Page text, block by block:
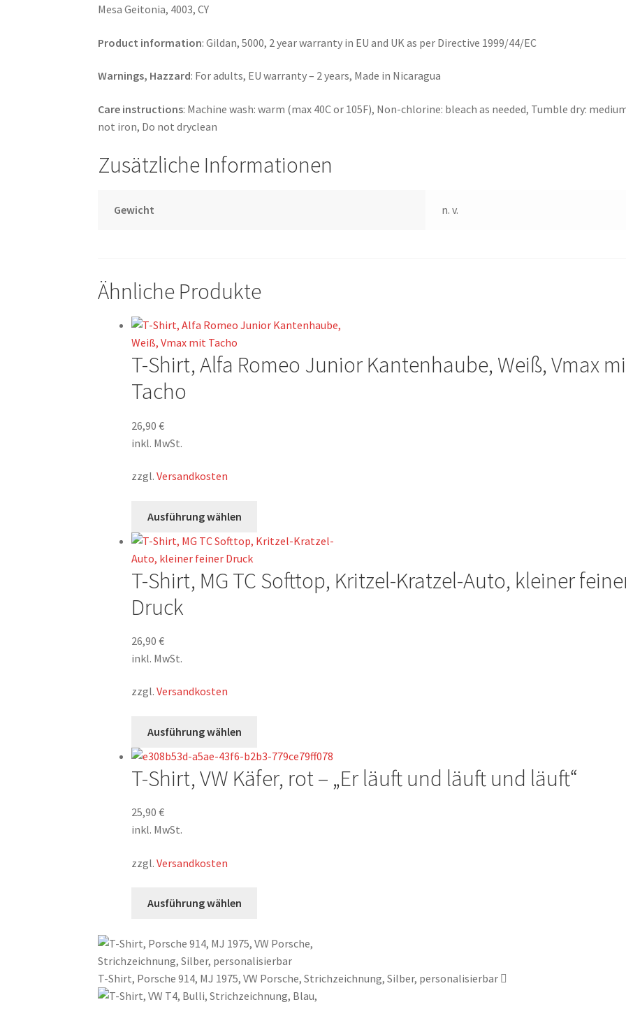
Mesa Geitonia, 4003, CY
Product information: Gildan, 5000, 2 year warranty in EU and UK as per Directive 1999/44/EC
Warnings, Hazzard: For adults, EU warranty – 2 years, Made in Nicaragua
Care instructions: Machine wash: warm (max 40C or 105F), Non-chlorine: bleach as needed, Tumble dry:
not iron, Do not dryclean
Zusätzliche Informationen
Gewicht n. v.
Ähnliche Produkte
T-Shirt, Alfa Romeo Junior Kantenhaube, Weiß, Vmax
Tacho
26,90€
inkl. MwSt.
zzgl.Versandkosten
Ausführung wählen
weist
Varianten
T-Shirt, MG TC Softtop, Kritzel-Kratzel-Auto, kleiner
Druck
26,90€
inkl. MwSt.
zzgl.Versandkosten
Ausführung wählen
weist
mehrere
Varianten
werden
T-Shirt, VW Käfer, rot – „Er läuft und läuft und läuft“
25,90€
inkl. MwSt.
zzgl.Versandkosten
Ausführung wählen
mehrere
Varianten
auf.
Die
T-Shirt, Porsche 914, MJ 1975, VW Porsche, Strichzeichnung, Silber, personalisierbar